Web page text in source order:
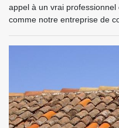
appel à un vrai professionnel
comme notre entreprise de